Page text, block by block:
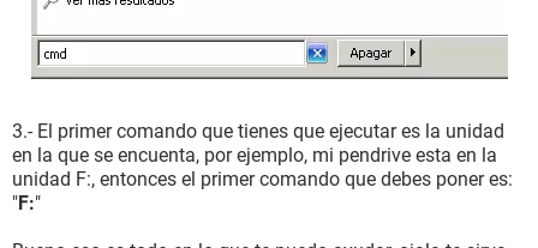
3.- El primer comando que tienes que ejecutar es la unidad
en la que se encuenta, por ejemplo, mi pendrive esta en la
unidad F:, entonces el primer comando que debes poner es:
"F:"